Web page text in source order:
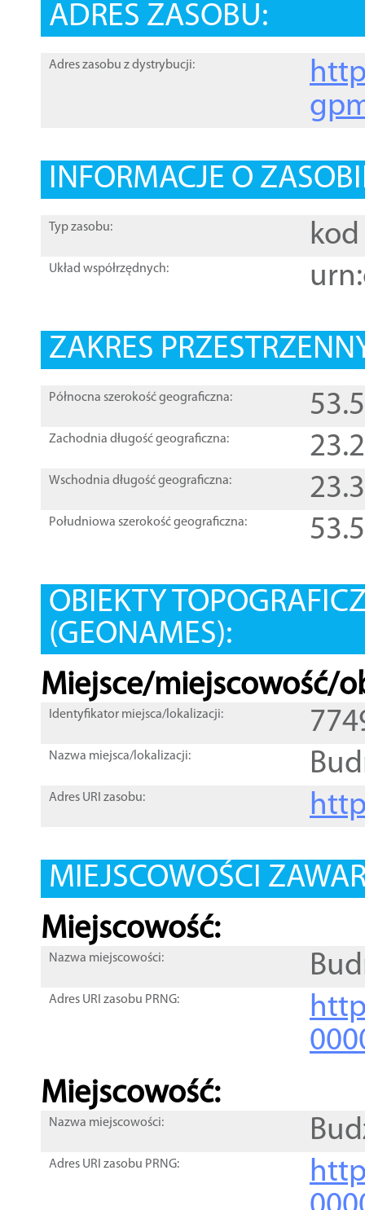
ADRES ZASOBU:
Adres zasobu z dystrybucji:
INFORMACJE O
Typ zasobu: kod
Układ współrzędnych:
ZAKRES
Północna szerokość geograficzna:
Zachodnia długość geograficzna:
Wschodnia długość geograficzna:
Południowa szerokość geograficzna:
OBIEKTY
(GEONAMES):
Miejsce/miejscowość/
Identyfikator miejsca/lokalizacji:
Nazwa miejsca/lokalizacji:
Adres URI zasobu:
MIEJSCOWOŚCI
Miejscowość:
Nazwa miejscowości:
Adres URI zasobu PRNG:
Miejscowość:
Nazwa miejscowości:
Adres URI zasobu PRNG: